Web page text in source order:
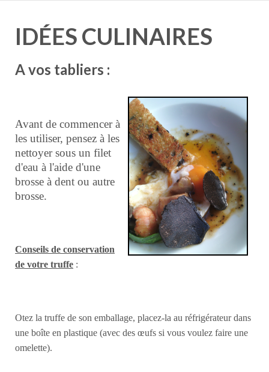
IDÉES CULINAIRES
A vos tabliers :
Avant de commencer à
les utiliser, pensez à les
nettoyer sous un filet
d'eau à l'aide d'une
brosse à dent ou autre
brosse.
Conseils de conservation
de votre truffe :
Otez la truffe de son emballage, placez-la au réfrigérateur dans
une boîte en plastique (avec des œufs si vous voulez faire une
omelette).